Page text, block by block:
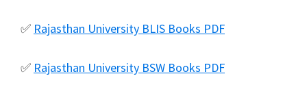
✅ Rajasthan University BLIS Books PDF
✅ Rajasthan University BSW Books PDF